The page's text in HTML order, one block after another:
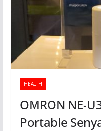
HEALTH
OMRON NE-
Portable